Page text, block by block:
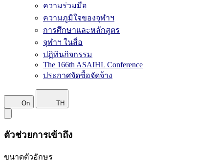
ความร่วมมือ
ความภูมิใจของจุฬาฯ
การศึกษาและหลักสูตร
จุฬาฯ ในสื่อ
ปฏิทินกิจกรรม
The 166th ASAIHL Conference
ประกาศจัดซื้อจัดจ้าง
On TH
ตัวช่วยการเข้าถึง
ขนาดตัวอักษร